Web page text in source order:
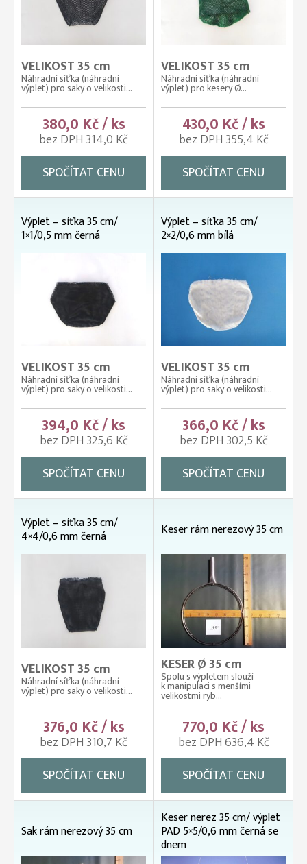
VELIKOST 35 cm
Náhradní síťka (náhradní
výplet) pro saky o velikosti...
380,0 Kč / ks
bez DPH 314,0 Kč
SPOČÍTAT CENU
VELIKOST 35 cm
Náhradní síťka (náhradní
výplet) pro kesery Ø...
430,0 Kč / ks
bez DPH 355,4 Kč
SPOČÍTAT CENU
Výplet – síťka 35 cm/
1×1/0,5 mm černá
VELIKOST 35 cm
Náhradní síťka (náhradní
výplet) pro saky o velikosti...
394,0 Kč / ks
bez DPH 325,6 Kč
SPOČÍTAT CENU
Výplet – síťka 35 cm/
2×2/0,6 mm bílá
VELIKOST 35 cm
Náhradní síťka (náhradní
výplet) pro saky o velikosti...
366,0 Kč / ks
bez DPH 302,5 Kč
SPOČÍTAT CENU
Výplet – síťka 35 cm/
4×4/0,6 mm černá
VELIKOST 35 cm
Náhradní síťka (náhradní
výplet) pro saky o velikosti...
376,0 Kč / ks
bez DPH 310,7 Kč
SPOČÍTAT CENU
Keser rám nerezový 35 cm
KESER Ø 35 cm
Spolu s výpletem slouží
k manipulaci s menšími
velikostmi ryb...
770,0 Kč / ks
bez DPH 636,4 Kč
SPOČÍTAT CENU
Sak rám nerezový 35 cm
Keser nerez 35 cm/ výplet
PAD 5×5/0,6 mm černá se
dnem